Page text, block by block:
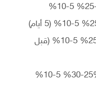
● نظام الكيتو الهادف 70-80%20-25% 5-10% (قبل